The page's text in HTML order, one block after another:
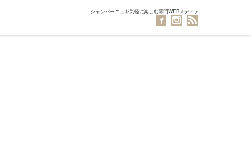
シャンパーニュを気軽に楽しむ専門WEBメディア